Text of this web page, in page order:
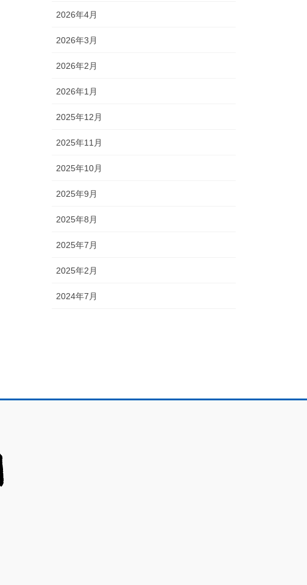
2026年4月
2026年3月
2026年2月
2026年1月
2025年12月
2025年11月
2025年10月
2025年9月
2025年8月
2025年7月
2025年2月
2024年7月